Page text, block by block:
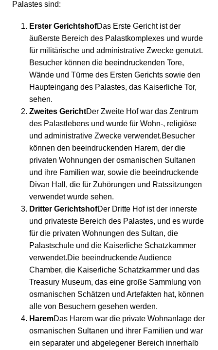
Palastes sind:
Erster GerichtshofDas Erste Gericht ist der
äußerste Bereich des Palastkomplexes und wurde
für militärische und administrative Zwecke genutzt.
Besucher können die beeindruckenden Tore,
Wände und Türme des Ersten Gerichts sowie den
Haupteingang des Palastes, das Kaiserliche Tor,
sehen.
Zweites GerichtDer Zweite Hof war das Zentrum
des Palastlebens und wurde für Wohn-, religiöse
und administrative Zwecke verwendet.Besucher
können den beeindruckenden Harem, der die
privaten Wohnungen der osmanischen Sultanen
und ihre Familien war, sowie die beeindruckende
Divan Hall, die für Zuhörungen und Ratssitzungen
verwendet wurde sehen.
Dritter GerichtshofDer Dritte Hof ist der innerste
und privateste Bereich des Palastes, und es wurde
für die privaten Wohnungen des Sultan, die
Palastschule und die Kaiserliche Schatzkammer
verwendet.Die beeindruckende Audience
Chamber, die Kaiserliche Schatzkammer und das
Treasury Museum, das eine große Sammlung von
osmanischen Schätzen und Artefakten hat, können
alle von Besuchern gesehen werden.
HaremDas Harem war die private Wohnanlage der
osmanischen Sultanen und ihrer Familien und war
ein separater und abgelegener Bereich innerhalb